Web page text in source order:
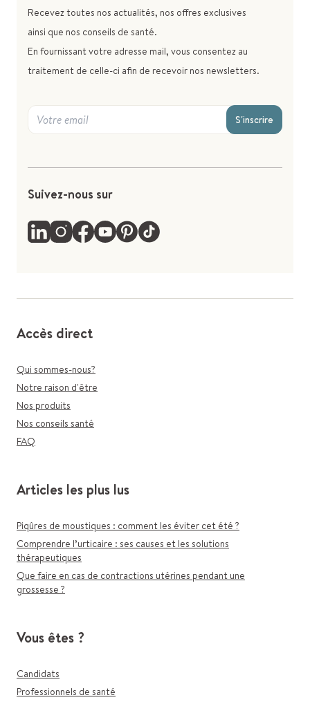
Recevez toutes nos actualités, nos offres exclusives
ainsi que nos conseils de santé.
En fournissant votre adresse mail, vous consentez au
traitement de celle-ci afin de recevoir nos newsletters.
S'inscrire
Suivez-nous sur
Accès direct
Qui sommes-nous?
Notre raison d'être
Nos produits
Nos conseils santé
FAQ
Articles les plus lus
Piqûres de moustiques : comment les éviter cet été ?
Comprendre l’urticaire : ses causes et les solutions
thérapeutiques
Que faire en cas de contractions utérines pendant une
grossesse ?
Vous êtes ?
Candidats
Professionnels de santé